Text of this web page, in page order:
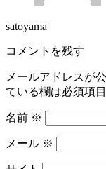
satoyama
コメントを残す
メールアドレスが
ている欄は必須項
名前 ※
メール ※